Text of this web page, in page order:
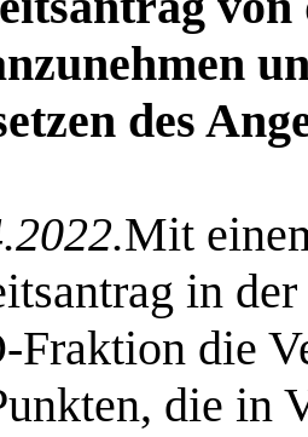
des
Mit
in
Fraktion die
die in